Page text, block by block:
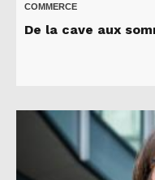
COMMERCE
De la cave aux